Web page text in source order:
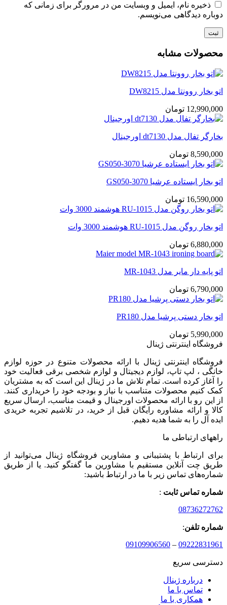
ذخیره نام، ایمیل و وبسایت من در مرورگر برای زمانی که
دوباره دیدگاهی می‌نویسم.
محصولات مشابه
اتو بخار روونتا مدل DW8215
12,990,000 تومان
بخارگر تفال مدل dt7130 اورجینال
8,590,000 تومان
اتو بخار ایستاده عرشیا GS050-3070
16,590,000 تومان
اتو بخار روگن مدل RU-1015 هوشمند 3000 وات
6,880,000 تومان
اتو پایه دار مایر مدل MR-1043
6,790,000 تومان
اتو بخار دستی پرشیا مدل PR180
5,990,000 تومان
فروشگاه اینترنتی ژینال
فروشگاه اینترنتی ژینال با ارائه محصولات متنوع در حوزه لوازم
خانگی ، لپ تاپ، لوازم دیجیتال و لوازم شخصی برقی فعالیت خود
را آغاز کرده است. تمام تلاش ما در ژینال این است که به مشتریان
کمک کنیم محصولات متناسب با نیاز و بودجه خود را خریداری کنند.
از این رو با ارائه محصولات اورجینال و قیمت مناسب، ارسال سریع
کالا و ارائه مشاوره رایگان قبل از خرید، در تلاشیم تجربه خریدی
ایده آل را به شما هدیه دهیم.
راههای ارتباطی ما
برای ارتباط با پشتیبانی و مشاورین فروشگاه ژینال می‌توانید از
طریق چت آنلاین مستقیم با مشاورین ما گفتگو کنید. یا از طریق
شماره‌های تماس زیر با ما در ارتباط باشید:
شماره تماس ثابت :
08736272762
شماره تلفن:
09222831961
–
09109906560
دسترسی سریع
درباره ژینال
تماس با ما
همکاری با ما